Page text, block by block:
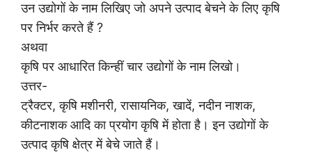
उन उद्योगों के नाम लिखिए जो अपने उत्पाद बेचने के लिए कृषि
पर निर्भर करते हैं ?
अथवा
कृषि पर आधारित किन्हीं चार उद्योगों के नाम लिखो।
उत्तर-
ट्रैक्टर, कृषि मशीनरी, रासायनिक, खादें, नदीन नाशक,
कीटनाशक आदि का प्रयोग कृषि में होता है। इन उद्योगों के
उत्पाद कृषि क्षेत्र में बेचे जाते हैं।